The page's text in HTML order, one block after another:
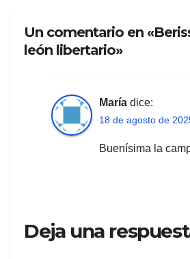
Un comentario en
león libertario»
María dice:
18 de agosto de
Buenísima la
Deja una